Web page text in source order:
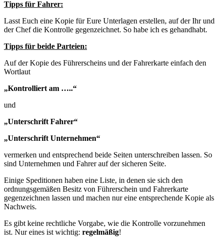
Tipps für Fahrer:
Lasst Euch eine Kopie für Eure Unterlagen erstellen, auf der Ihr und
der Chef die Kontrolle gegenzeichnet. So habe ich es gehandhabt.
Tipps für beide Parteien:
Auf der Kopie des Führerscheins und der Fahrerkarte einfach den
Wortlaut
„Kontrolliert am …..“
und
„Unterschrift Fahrer“
„Unterschrift Unternehmen“
vermerken und entsprechend beide Seiten unterschreiben lassen. So
sind Unternehmen und Fahrer auf der sicheren Seite.
Einige Speditionen haben eine Liste, in denen sie sich den
ordnungsgemäßen Besitz von Führerschein und Fahrerkarte
gegenzeichnen lassen und machen nur eine entsprechende Kopie als
Nachweis.
Es gibt keine rechtliche Vorgabe, wie die Kontrolle vorzunehmen
ist. Nur eines ist wichtig: regelmäßig!